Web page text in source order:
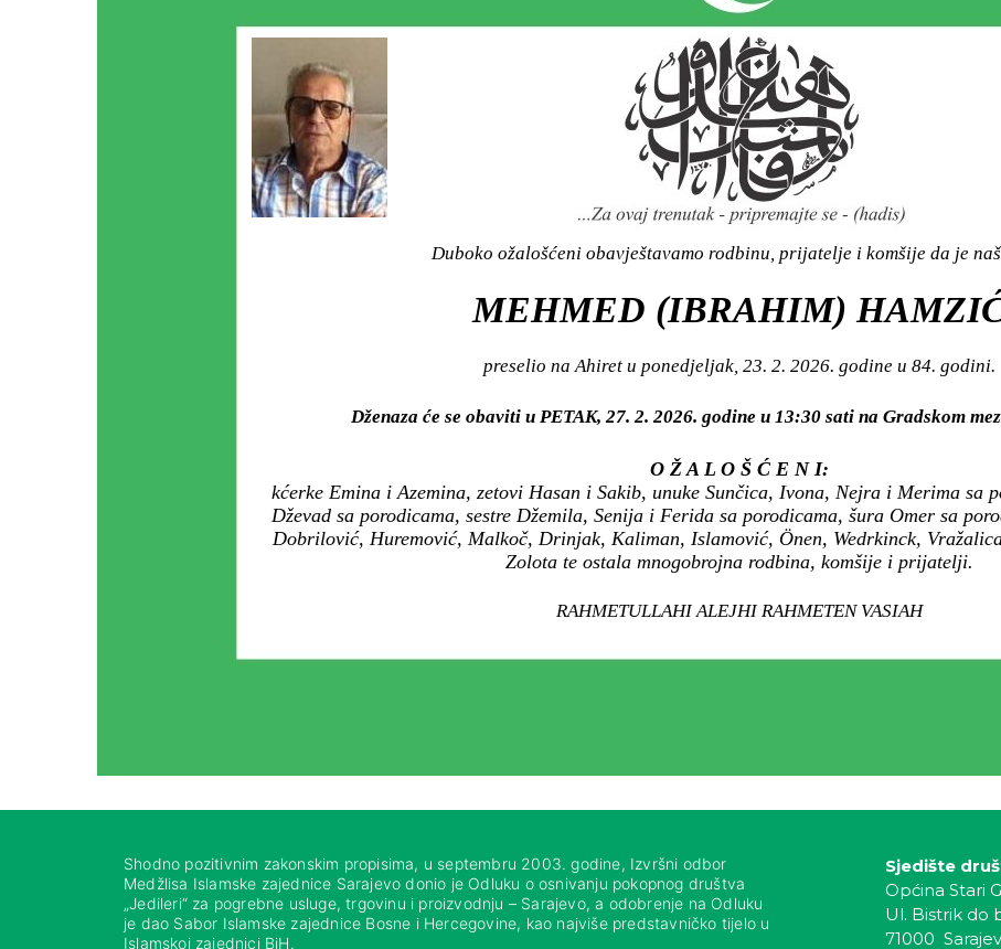
Duboko ožalošćeni obavještavamo rodbinu, prijatelje i komšije da je
MEHMED (IBRAHIM)
preselio na Ahiret u ponedjeljak, 23. 2. 2026. godine u 84. godini.
Dženaza će se obaviti u PETAK, 27. 2. 2026. godine u 13:30 sati na Gradskom
O Ž A L O Š Ć E N I:
kćerke Emina i Azemina, zetovi Hasan i Sakib, unuke Sunčica, Ivona, Nejra i Merima sa
Dževad sa porodicama, sestre Džemila, Senija i Ferida sa porodicama, šura Omer sa
Dobrilović, Huremović, Malkoč, Drinjak, Kaliman, Islamović, Önen, Wedrkinck,
Zolota te ostala mnogobrojna rodbina, komšije i prijatelji.
RAHMETULLAHI ALEJHI RAHMETEN VASIAH
Shodno pozitivnim zakonskim propisima, u septembru 2003. godine, Izvršni odbor
Medžlisa Islamske zajednice Sarajevo donio je Odluku o osnivanju pokopnog društva
„Jedileri“ za pogrebne usluge, trgovinu i proizvodnju – Sarajevo, a odobrenje na Odluku
je dao Sabor Islamske zajednice Bosne i Hercegovine, kao najviše predstavničko tijelo u
Islamskoj zajednici BiH.
Sjedište
Općina Stari
Ul. Bistrik do
71000